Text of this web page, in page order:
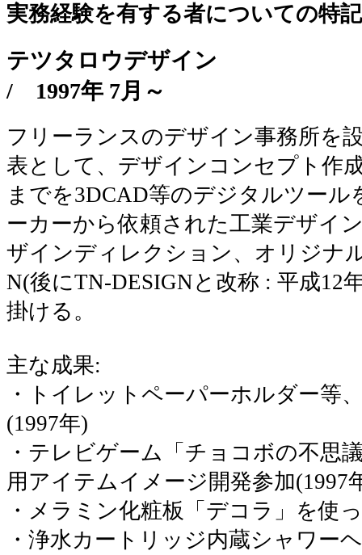
実務経験を有する者についての特
テツタロウデザイン
/ 1997年 7月～
フリーランスのデザイン事務所を
表として、デザインコンセプト作
までを3DCAD等のデジタルツー
ーカーから依頼された工業デザイ
ザインディレクション、オリジナ
N(後にTN-DESIGNと改称 : 平成12
掛ける。
主な成果:
・トイレットペーパーホルダー等
(1997年)
・テレビゲーム「チョコボの不思
用アイテムイメージ開発参加(1997
・メラミン化粧板「デコラ」を使
・浄水カートリッジ内蔵シャワー